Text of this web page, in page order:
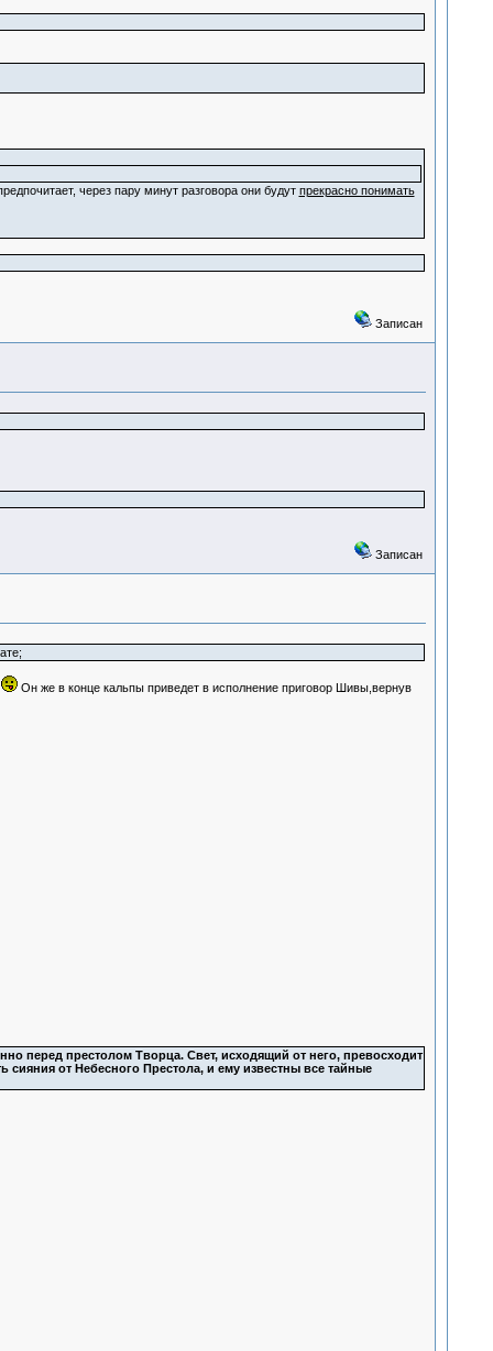
через пару минут разговора они будут прекрасно понимать
Записан
Записан
Он же в конце кальпы приведет в исполнение приговор Шивы,вернув
перед престолом Творца. Свет, исходящий от него, превосходит
сияния от Небесного Престола, и ему известны все тайные